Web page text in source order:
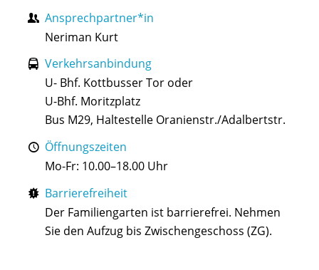
Ansprechpartner*in
Neriman Kurt
Verkehrsanbindung
U- Bhf. Kottbusser Tor oder
U-Bhf. Moritzplatz
Bus M29, Haltestelle Oranienstr./Adalbertstr.
Öffnungszeiten
Mo-Fr: 10.00–18.00 Uhr
Barrierefreiheit
Der Familiengarten ist barrierefrei. Nehmen
Sie den Aufzug bis Zwischengeschoss (ZG).